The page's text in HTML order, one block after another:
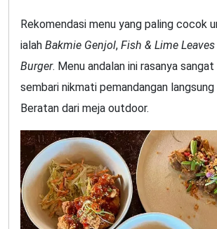
Rekomendasi menu yang paling cocok
ialah Bakmie Genjol, Fish & Lime
Burger. Menu andalan ini rasanya
sembari nikmati pemandangan langsung
Beratan dari meja outdoor.